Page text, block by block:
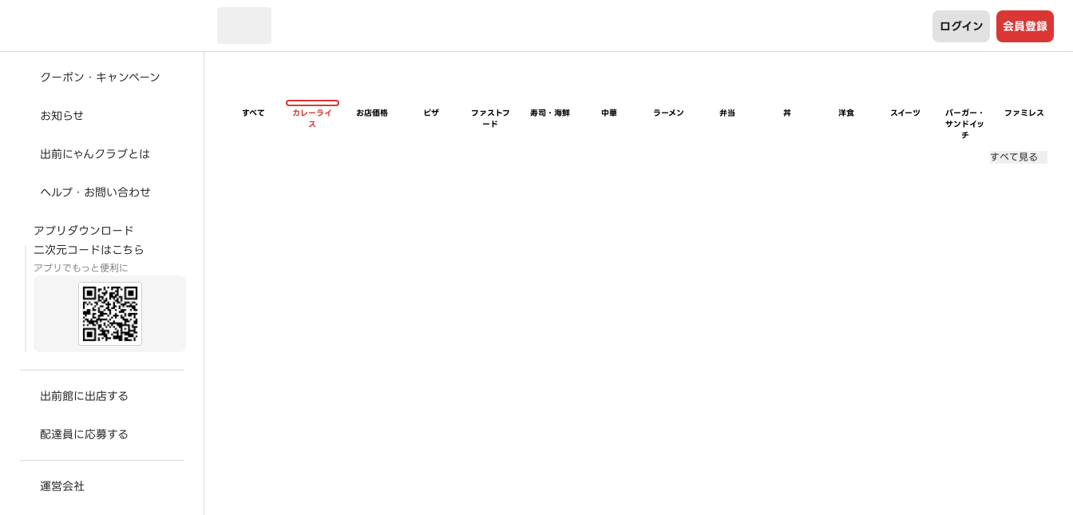
ログイン 会員登録
クーポン・キャンペーン
お知らせ
出前にゃんクラブとは
ヘルプ・お問い合わせ
アプリダウンロード
二次元コードはこちら
アプリでもっと便利に
出前館に出店する
配達員に応募する
運営会社
すべて
カレーライ
ス
お店価格 ピザ
ファストフ
ード
寿司・海鮮 中華 ラーメン 弁当 丼 洋食 スイーツ
バーガー・
サンドイッ
チ
ファミレス
すべて見る